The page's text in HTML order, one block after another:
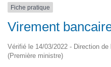
Fiche pratique
Virement
Vérifié le 14/03/2022 - Direction
(Première ministre)